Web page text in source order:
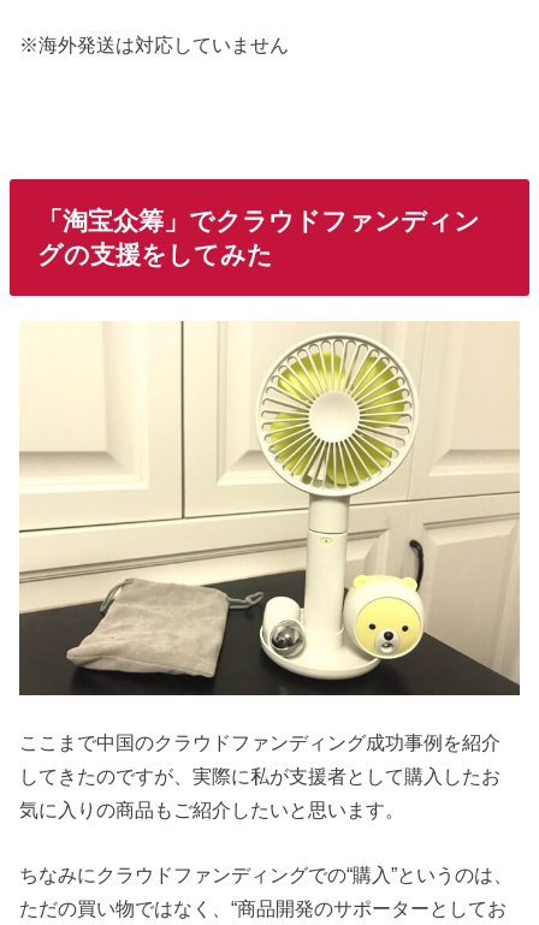
※海外発送は対応していません
「淘宝众筹」でクラウドファンディン
グの支援をしてみた
ここまで中国のクラウドファンディング成功事例を紹介
してきたのですが、実際に私が支援者として購入したお
気に入りの商品もご紹介したいと思います。
ちなみにクラウドファンディングでの“購入”というのは、
ただの買い物ではなく、“商品開発のサポーターとしてお